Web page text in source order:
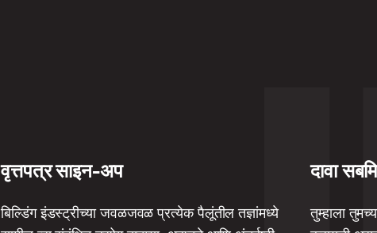
वृत्तपत्र साइन-अप
बिल्डिंग इंडस्ट्रीच्या जवळजवळ प्रत्येक पैलूंतील तज्ञांमध्ये
दावा
तुम्हाला